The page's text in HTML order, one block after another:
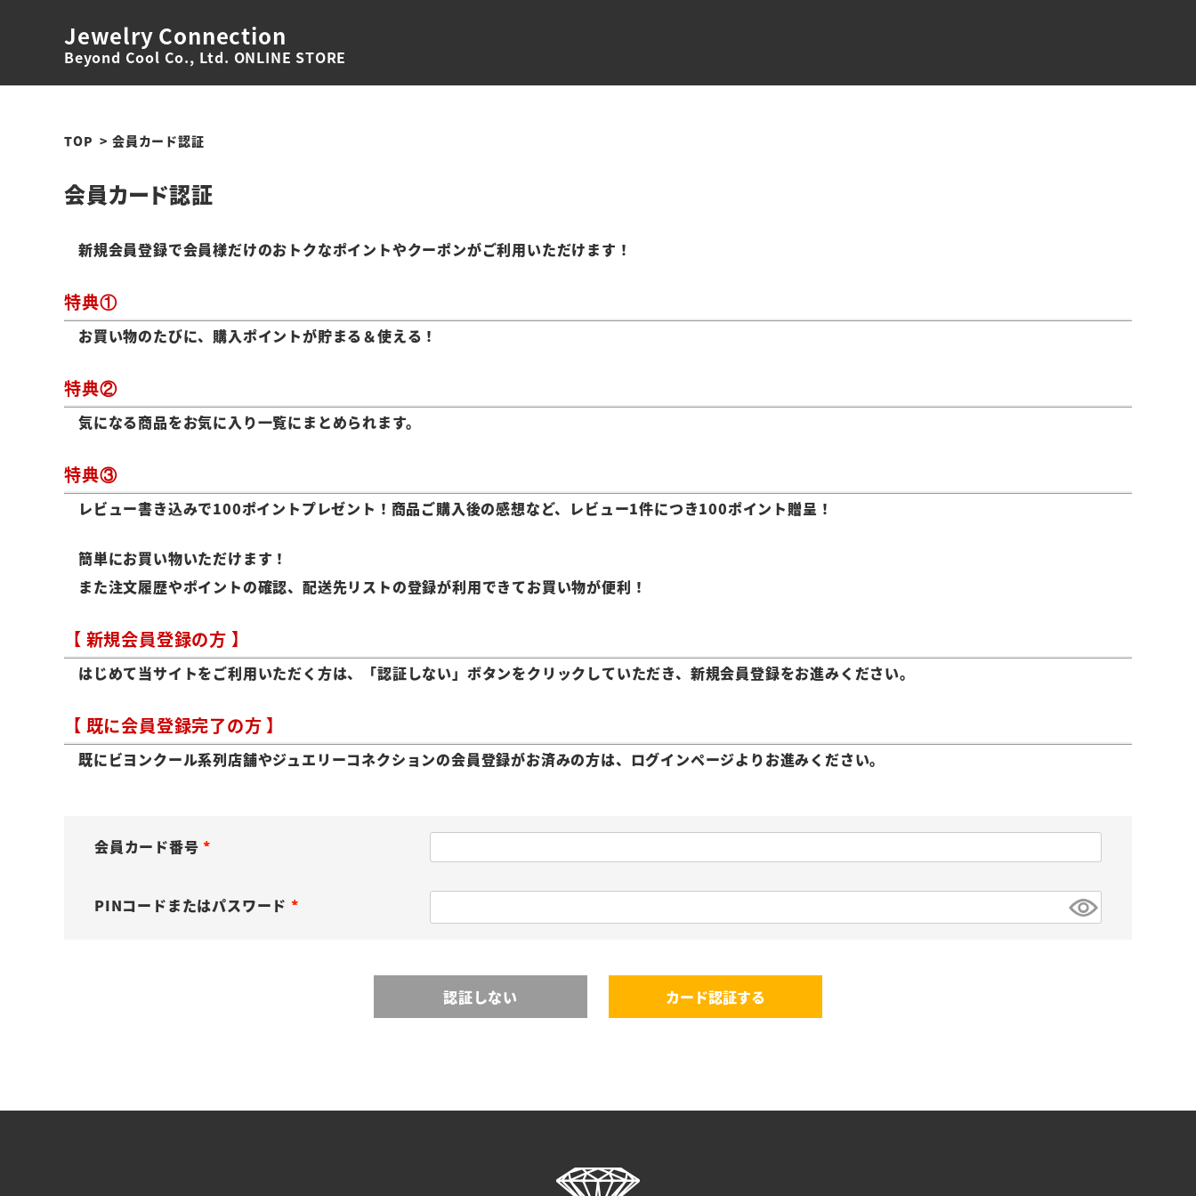
Jewelry Connection
Beyond Cool Co., Ltd. ONLINE STORE
TOP 会員カード認証
会員カード認証
新規会員登録で会員様だけのおトクなポイントやクーポンがご利用いただけます！
特典①
お買い物のたびに、購入ポイントが貯まる＆使える！
特典②
気になる商品をお気に入り一覧にまとめられます。
特典③
レビュー書き込みで100ポイントプレゼント！商品ご購入後の感想など、レビュー1件につき100ポイント贈呈！
簡単にお買い物いただけます！
また注文履歴やポイントの確認、配送先リストの登録が利用できてお買い物が便利！
【 新規会員登録の方 】
はじめて当サイトをご利用いただく方は、「認証しない」ボタンをクリックしていただき、新規会員登録をお進みください。
【 既に会員登録完了の方 】
既にビヨンクール系列店舗やジュエリーコネクションの会員登録がお済みの方は、ログインページよりお進みください。
会員カード番号
必
PINコードまたはパスワード
カード認証する
認証しない